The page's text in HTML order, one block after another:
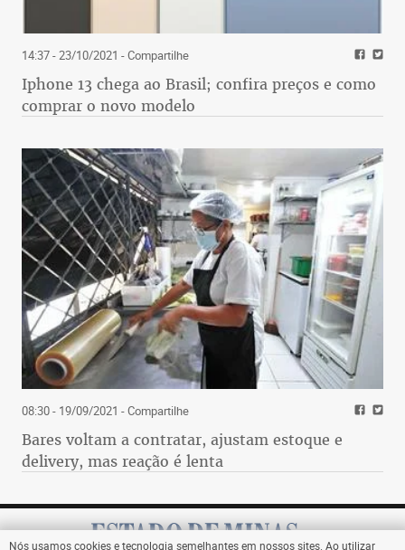
14:37 - 23/10/2021 - Compartilhe
Iphone 13 chega ao Brasil; confira preços e como
comprar o novo modelo
08:30 - 19/09/2021 - Compartilhe
Bares voltam a contratar, ajustam estoque e
delivery, mas reação é lenta
Nós usamos cookies e tecnologia semelhantes em nossos sites. Ao utilizar